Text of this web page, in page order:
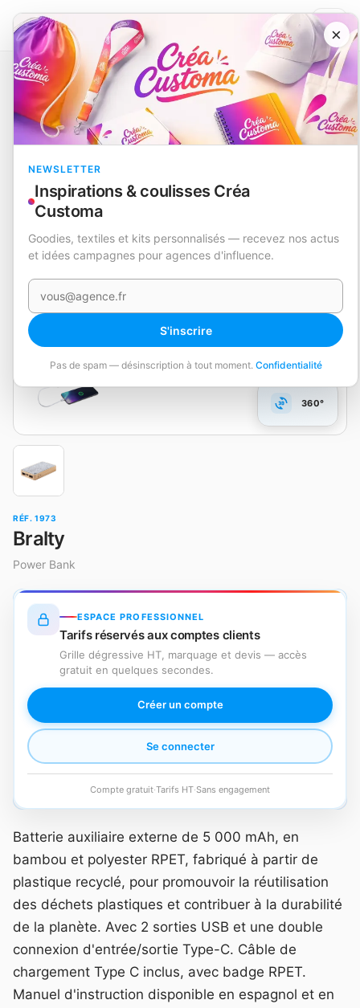
×
NEWSLETTER
Inspirations & coulisses Créa
Customa
Goodies, textiles et kits personnalisés — recevez nos actus
et idées campagnes pour agences d'influence.
Votre e-mail
S'inscrire
Pas de spam — désinscription à tout moment. Confidentialité
Catalogue Technologie et accessoires Power Bank Bralty
RUPTURE
360°
RÉF. 1973
Bralty
Power Bank
ESPACE PROFESSIONNEL
Tarifs réservés aux comptes clients
Grille dégressive HT, marquage et devis — accès
gratuit en quelques secondes.
Créer un compte
Se connecter
Compte gratuit·Tarifs HT·Sans engagement
Batterie auxiliaire externe de 5 000 mAh, en
bambou et polyester RPET, fabriqué à partir de
plastique recyclé, pour promouvoir la réutilisation
des déchets plastiques et contribuer à la durabilité
de la planète. Avec 2 sorties USB et une double
connexion d'entrée/sortie Type-C. Câble de
chargement Type C inclus, avec badge RPET.
Manuel d'instruction disponible en espagnol et en